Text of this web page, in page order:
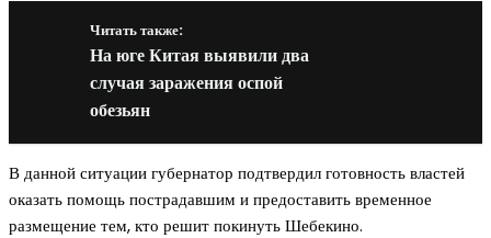
Читать также:
На юге Китая выявили два
случая заражения оспой
обезьян
В данной ситуации губернатор подтвердил готовность властей
оказать помощь пострадавшим и предоставить временное
размещение тем, кто решит покинуть Шебекино.